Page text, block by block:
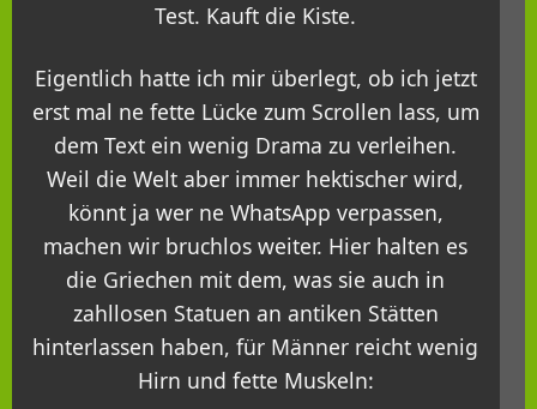
Test. Kauft die Kiste.
Eigentlich hatte ich mir überlegt, ob ich jetzt
erst mal ne fette Lücke zum Scrollen lass, um
dem Text ein wenig Drama zu verleihen.
Weil die Welt aber immer hektischer wird,
könnt ja wer ne WhatsApp verpassen,
machen wir bruchlos weiter. Hier halten es
die Griechen mit dem, was sie auch in
zahllosen Statuen an antiken Stätten
hinterlassen haben, für Männer reicht wenig
Hirn und fette Muskeln: